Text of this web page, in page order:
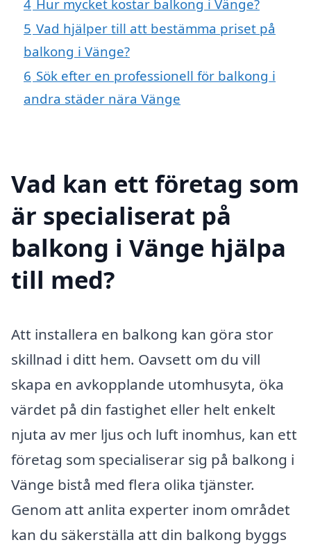
4 Hur mycket kostar balkong i Vänge?
5 Vad hjälper till att bestämma priset på
balkong i Vänge?
6 Sök efter en professionell för balkong i
andra städer nära Vänge
Vad kan ett företag som
är specialiserat på
balkong i Vänge hjälpa
till med?
Att installera en balkong kan göra stor
skillnad i ditt hem. Oavsett om du vill
skapa en avkopplande utomhusyta, öka
värdet på din fastighet eller helt enkelt
njuta av mer ljus och luft inomhus, kan ett
företag som specialiserar sig på balkong i
Vänge bistå med flera olika tjänster.
Genom att anlita experter inom området
kan du säkerställa att din balkong byggs